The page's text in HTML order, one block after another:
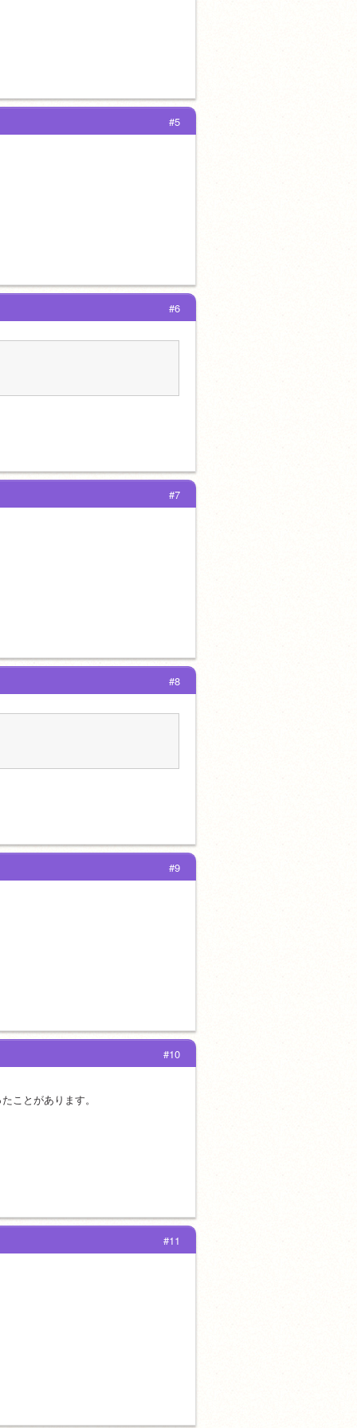
#5
#6
#7
#8
#9
#10
ことがあります。
#11